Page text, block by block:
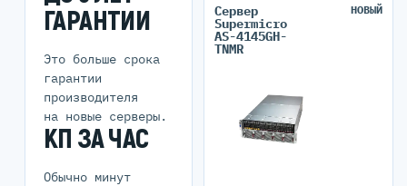
ГАРАНТИИ
Это больше срока
гарантии
производителя
на новые серверы.
КП ЗА ЧАС
Обычно минут
Сервер
Supermicro
AS-4145GH-
TNMR
НОВЫЙ